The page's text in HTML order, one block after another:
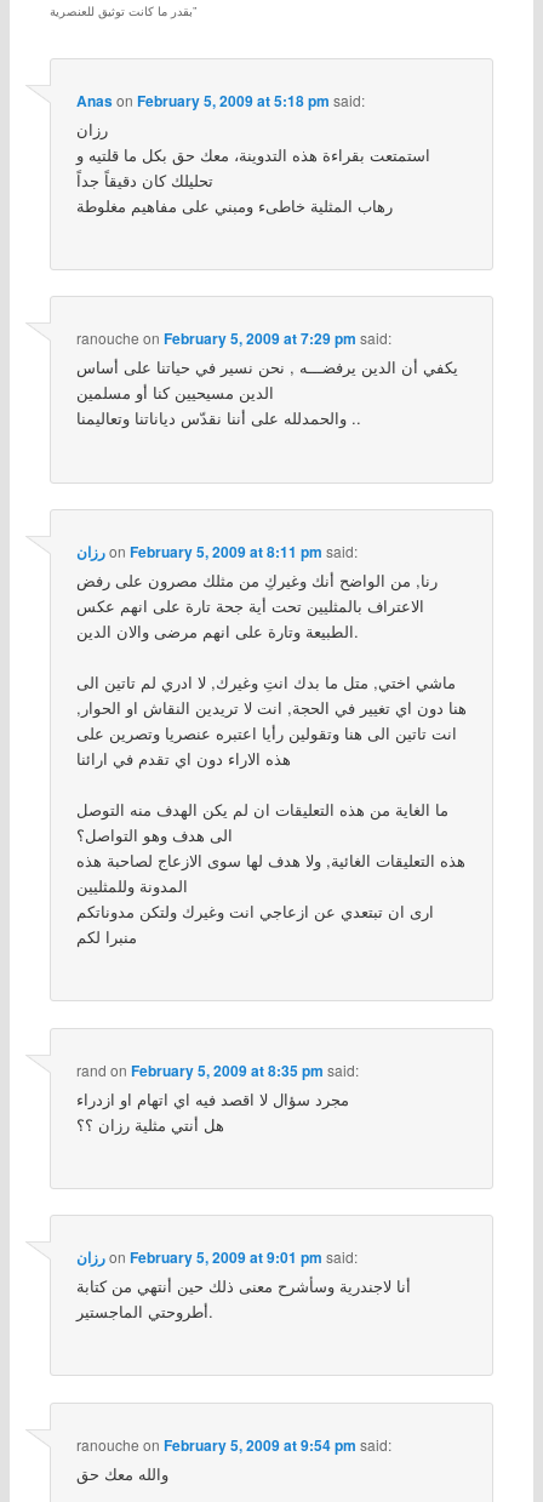
بقدر ما كانت توثيق للعنصرية”
Anason February 5, 2009 at 5:18 pm said:
رزان
استمتعت بقراءة هذه التدوينة، معك حق بكل ما قلتيه و
تحليلك كان دقيقاً جداً
رهاب المثلية خاطىء ومبني على مفاهيم مغلوطة
ranouche on February 5, 2009 at 7:29 pm said:
يكفي أن الدين يرفضـــه , نحن نسير في حياتنا على أساس
الدين مسيحيين كنا أو مسلمين
والحمدلله على أننا نقدّس دياناتنا وتعاليمنا ..
رزانon February 5, 2009 at 8:11 pm said:
رنا, من الواضح أنك وغيركِ من مثلك مصرون على رفض
الاعتراف بالمثليين تحت أية جحة تارة على انهم عكس
الطبيعة وتارة على انهم مرضى والان الدين.
ماشي اختي, متل ما بدك انتِ وغيرك, لا ادري لم تاتين الى
هنا دون اي تغيير في الحجة, انت لا تريدين النقاش او الحوار,
انت تاتين الى هنا وتقولين رأيا اعتبره عنصريا وتصرين على
هذه الاراء دون اي تقدم في ارائنا
ما الغاية من هذه التعليقات ان لم يكن الهدف منه التوصل
الى هدف وهو التواصل؟
هذه التعليقات الغائية, ولا هدف لها سوى الازعاج لصاحبة هذه
المدونة وللمثليين
ارى ان تبتعدي عن ازعاجي انت وغيرك ولتكن مدوناتكم
منبرا لكم
rand on February 5, 2009 at 8:35 pm said:
مجرد سؤال لا اقصد فيه اي اتهام او ازدراء
هل أنتي مثلية رزان ؟؟
رزانon February 5, 2009 at 9:01 pm said:
أنا لاجندرية وسأشرح معنى ذلك حين أنتهي من كتابة
أطروحتي الماجستير.
ranouche on February 5, 2009 at 9:54 pm said:
والله معك حق